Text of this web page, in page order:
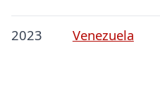
2023 Venezuela